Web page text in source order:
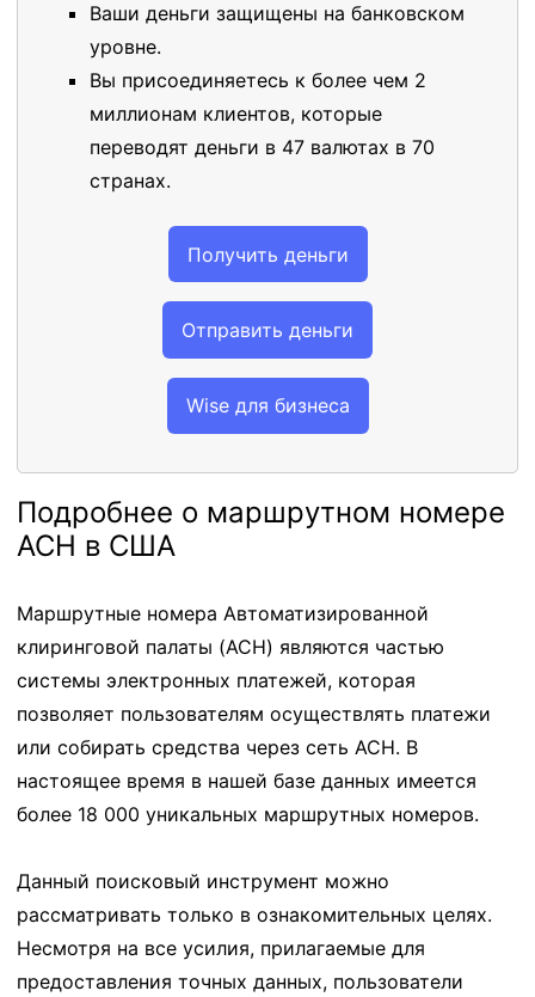
Ваши деньги защищены на банковском
уровне.
Вы присоединяетесь к более чем 2
миллионам клиентов, которые
переводят деньги в 47 валютах в 70
странах.
Получить деньги
Отправить деньги
Wise для бизнеса
Подробнее о маршрутном номере
ACH в США
Маршрутные номера Автоматизированной
клиринговой палаты (ACH) являются частью
системы электронных платежей, которая
позволяет пользователям осуществлять платежи
или собирать средства через сеть ACH. В
настоящее время в нашей базе данных имеется
более 18 000 уникальных маршрутных номеров.
Данный поисковый инструмент можно
рассматривать только в ознакомительных целях.
Несмотря на все усилия, прилагаемые для
предоставления точных данных, пользователи